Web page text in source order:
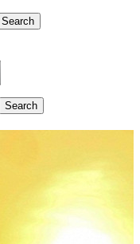
Search
Search